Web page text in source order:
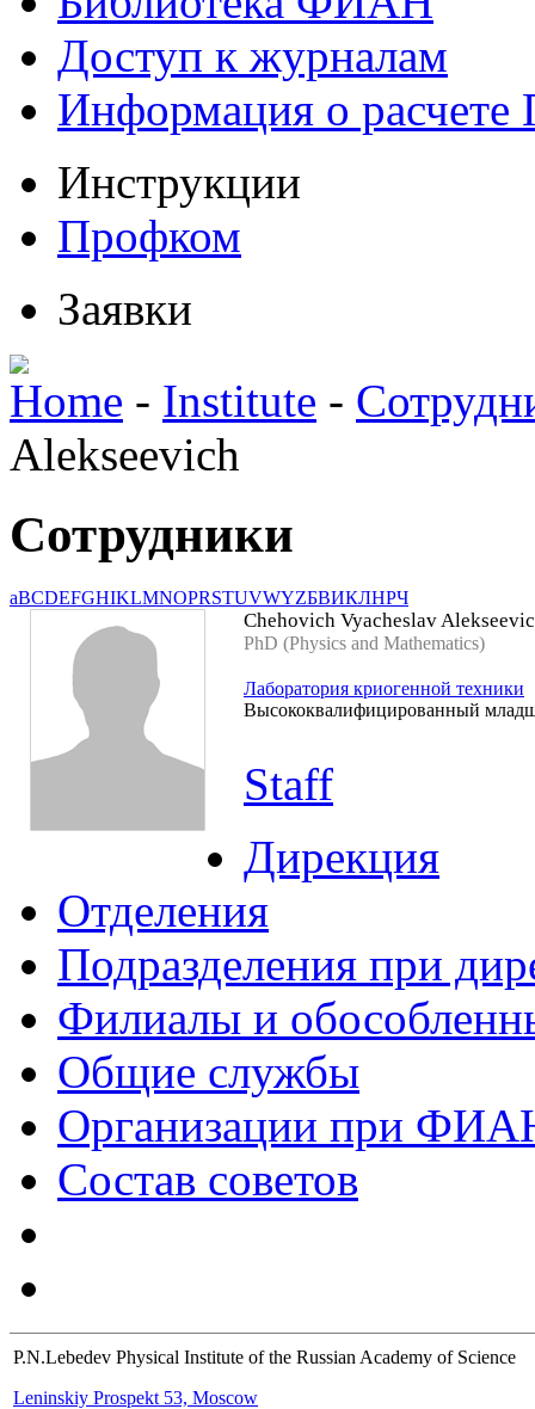
Доступ к журналам
Информация о
Инструкции
Профком
Заявки
Home - Institute -
Alekseevich
Сотрудники
aBCDEFGHIKLMNOPRSTUVWYZБВИКЛНРЧ
Chehovich Vyacheslav
PhD (Physics and Mathematics)
Лаборатория криогенной техники
Высококвалифицированный
Staff
Дирекция
Отделения
Подразделения при
Филиалы и
Общие службы
Организации при
Состав советов
P.N.Lebedev Physical Institute of the Russian Academy of Science
Leninskiy Prospekt 53, Moscow